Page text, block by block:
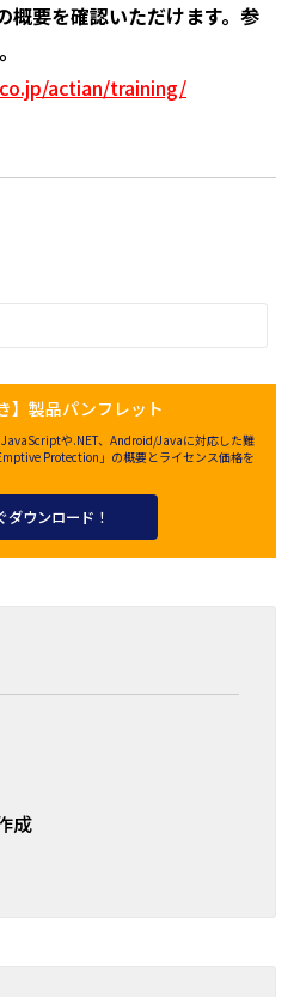
概要を確認いただけます。参
actian/training/
】製品パンフレット
や.NET、Android/Javaに対応した難
Protection」の概要とライセンス価格を
ダウンロード！
成